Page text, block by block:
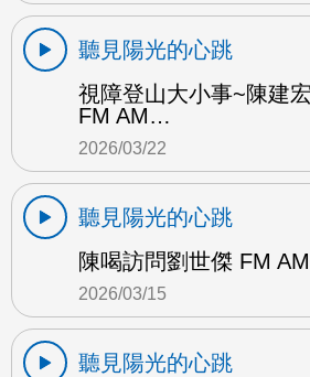
聽見陽光的心跳
視障登山大小事~陳建
FM AM…
2026/03/22
聽見陽光的心跳
陳喝訪問劉世傑 FM AM
2026/03/15
聽見陽光的心跳